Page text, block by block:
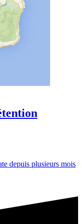
depuis plusieurs mois